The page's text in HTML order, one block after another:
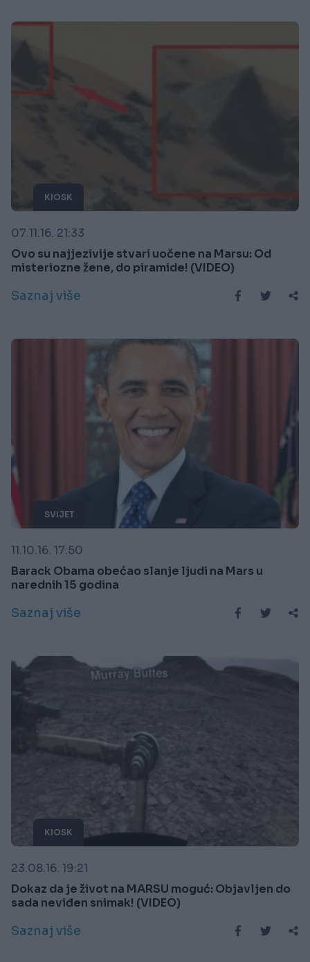
KIOSK
07.11.16. 21:33
Ovo su najjezivije stvari uočene na Marsu: Od
misteriozne žene, do piramide! (VIDEO)
Saznaj više
SVIJET
11.10.16. 17:50
Barack Obama obećao slanje ljudi na Mars u
narednih 15 godina
Saznaj više
KIOSK
23.08.16. 19:21
Dokaz da je život na MARSU moguć: Objavljen do
sada neviđen snimak! (VIDEO)
Saznaj više